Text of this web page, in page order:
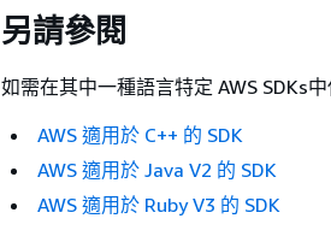
另請參閱
如需在其中一種語言特定 AWS SDKs
AWS 適用於 C++ 的 SDK
AWS 適用於 Java V2 的 SDK
AWS 適用於 Ruby V3 的 SDK